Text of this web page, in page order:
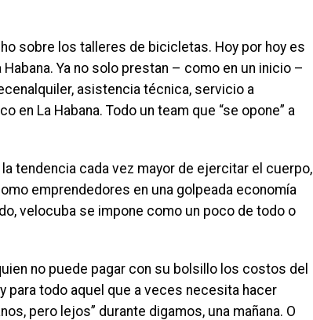
sobre los talleres de bicicletas. Hoy por hoy es
Ya no solo prestan – como en un inicio –
asistencia técnica, servicio a
La Habana. Todo un team que “se opone” a
tendencia cada vez mayor de ejercitar el cuerpo,
emprendedores en una golpeada economía
velocuba se impone como un poco de todo o
no puede pagar con su bolsillo los costos del
todo aquel que a veces necesita hacer
pero lejos” durante digamos, una mañana. O